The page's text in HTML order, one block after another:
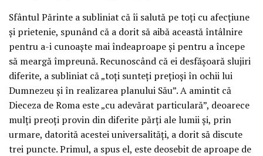
Sfântul Părinte a subliniat că îi salută pe toți cu afecțiune
și prietenie, spunând că a dorit să aibă această întâlnire
pentru a-i cunoaște mai îndeaproape și pentru a începe
să meargă împreună. Recunoscând că ei desfășoară slujiri
diferite, a subliniat că „toți sunteți prețioși în ochii lui
Dumnezeu și în realizarea planului Său”. A amintit că
Dieceza de Roma este „cu adevărat particulară”, deoarece
mulți preoți provin din diferite părți ale lumii și, prin
urmare, datorită acestei universalități, a dorit să discute
trei puncte. Primul, a spus el, este deosebit de aproape de